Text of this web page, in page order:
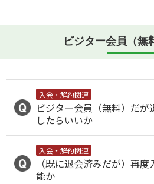
ビジター会員（無
入会・解約関連
ビジター会員（無料）だが
したらいいか
入会・解約関連
（既に退会済みだが）再
能か